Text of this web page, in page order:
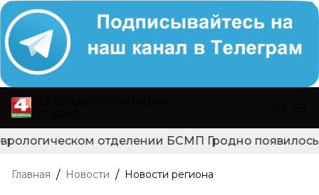
отделении БСМП Гродно появилось
Главная / Новости / Новости региона